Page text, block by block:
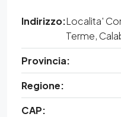
Indirizzo:Localita'
Terme,
Provincia:
Regione:
CAP: